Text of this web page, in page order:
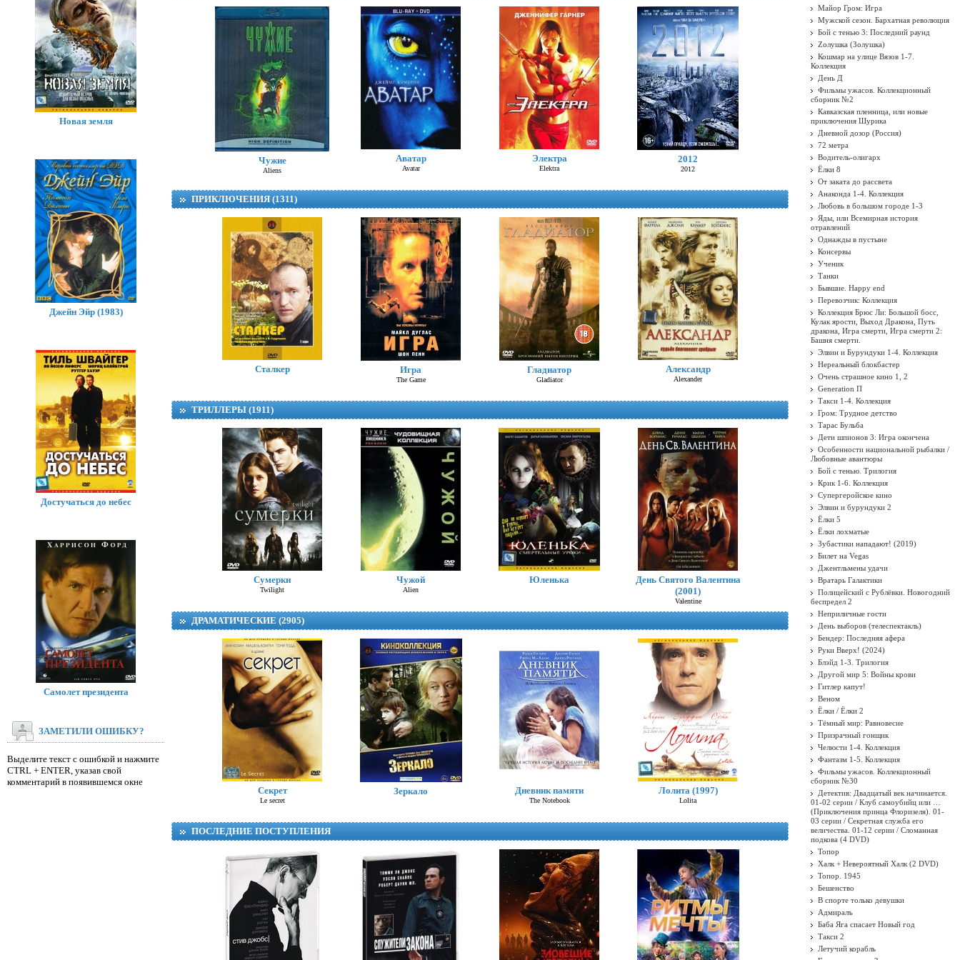
Чужие
Aliens
Аватар
Avatar
Электра
Elektra
2012
2012
ПРИКЛЮЧЕНИЯ (1311)
Сталкер Игра
The Game
Гладиатор
Gladiator
Александр
Alexander
Алиса в стране чудес (Д.Депп)
ТРИЛЛЕРЫ (1911)
Сумерки
Twilight
Чужой
Alien
Юленька
День Святого Валентина
(2001)
Valentine
ДРАМАТИЧЕСКИЕ (2905)
Секрет
Le secret
Зеркало Дневник памяти
The Notebook
Лолита (1997)
Lolita
ПОСЛЕДНИЕ ПОСТУПЛЕНИЯ
Новая земля
Джейн Эйр (1983)
Достучаться до небес
Самолет президента
ЗАМЕТИЛИ ОШИБКУ?
Выделите текст с ошибкой и нажмите
CTRL + ENTER, указав свой
комментарий в появившемся окне
Майор Гром: Игра
Мужской сезон. Бархатная революция
Бой с тенью 3: Последний раунд
Zолушка (Золушка)
Кошмар на улице Вязов 1-7.
Коллекция
День Д
Фильмы ужасов. Коллекционный
сборник №2
Кавказская пленница, или новые
приключения Шурика
Дневной дозор (Россия)
72 метра
Водитель-олигарх
Ёлки 8
От заката до рассвета
Анаконда 1-4. Коллекция
Любовь в большом городе 1-3
Яды, или Всемирная история
отравлений
Однажды в пустыне
Консервы
Ученик
Танки
Бывшие. Happy end
Перевозчик: Коллекция
Коллекция Брюс Ли: Большой босс,
Кулак ярости, Выход Дракона, Путь
дракона, Игра смерти, Игра смерти 2:
Башня смерти.
Элвин и Бурундуки 1-4. Коллекция
Нереальный блокбастер
Очень страшное кино 1, 2
Generation П
Такси 1-4. Коллекция
Гром: Трудное детство
Тарас Бульба
Дети шпионов 3: Игра окончена
Особенности национальной рыбалки /
Любовные авантюры
Бой с тенью. Трилогия
Крик 1-6. Коллекция
Супергеройское кино
Элвин и бурундуки 2
Ёлки 5
Ёлки лохматые
Зубастики нападают! (2019)
Билет на Vegas
Джентльмены удачи
Вратарь Галактики
Полицейский с Рублёвки. Новогодний
беспредел 2
Неприличные гости
День выборов (телеспектакль)
Бендер: Последняя афера
Руки Вверх! (2024)
Блэйд 1-3. Трилогия
Другой мир 5: Войны крови
Гитлер капут!
Веном
Ёлки / Ёлки 2
Тёмный мир: Равновесие
Призрачный гонщик
Челюсти 1-4. Коллекция
Фантазм 1-5. Коллекция
Фильмы ужасов. Коллекционный
сборник №30
Детектив: Двадцатый век начинается.
01-02 серии / Клуб самоубийц или …
(Приключения принца Флоризеля). 01-
03 серии / Секретная служба его
величества. 01-12 серии / Сломанная
подкова (4 DVD)
Топор
Халк + Невероятный Халк (2 DVD)
Топор. 1945
Бешенство
В спорте только девушки
Адмиралъ
Баба Яга спасает Новый год
Такси 2
Летучий корабль